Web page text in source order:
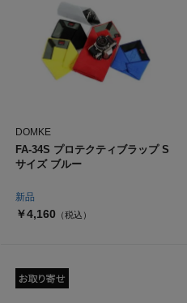
新品
DOMKE
FA-34S プロテクティブラップ S
サイズ ブルー
￥4,160 （税込）